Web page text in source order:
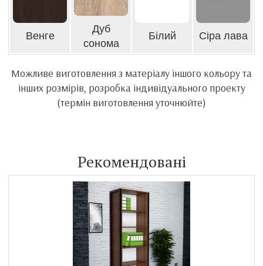
Венге
Дуб
сонома
Білий Сіра лава
Можливе виготовлення з матеріалу іншого кольору та
інших розмірів, розробка індивідуального проекту
(термін виготовлення уточнюйте)
Рекомендовані